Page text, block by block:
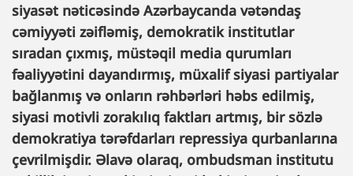
siyasət nəticəsində Azərbaycanda vətəndaş
cəmiyyəti zəifləmiş, demokratik institutlar
sıradan çıxmış, müstəqil media qurumları
fəaliyyətini dayandırmış, müxalif siyasi partiyalar
bağlanmış və onların rəhbərləri həbs edilmiş,
siyasi motivli zorakılıq faktları artmış, bir sözlə
demokratiya tərəfdarları repressiya qurbanlarına
çevrilmişdir. Əlavə olaraq, ombudsman institutu